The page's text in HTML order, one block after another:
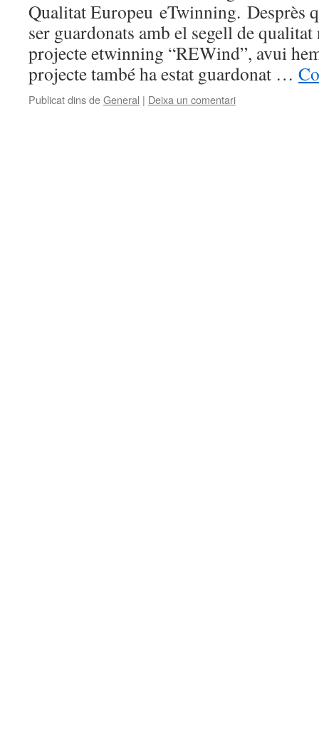
Qualitat Europeu eTwinning. Desprès
ser guardonats amb el segell de
projecte etwinning “REWind”, avui
projecte també ha estat guardonat …
Publicat dins deGeneral | Deixa un comentari